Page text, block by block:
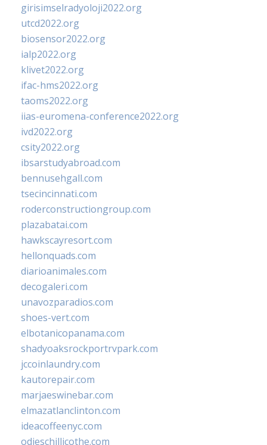
girisimselradyoloji2022.org
utcd2022.org
biosensor2022.org
ialp2022.org
klivet2022.org
ifac-hms2022.org
taoms2022.org
iias-euromena-conference2022.org
ivd2022.org
csity2022.org
ibsarstudyabroad.com
bennusehgall.com
tsecincinnati.com
roderconstructiongroup.com
plazabatai.com
hawkscayresort.com
hellonquads.com
diarioanimales.com
decogaleri.com
unavozparadios.com
shoes-vert.com
elbotanicopanama.com
shadyoaksrockportrvpark.com
jccoinlaundry.com
kautorepair.com
marjaeswinebar.com
elmazatlanclinton.com
ideacoffeenyc.com
odieschillicothe.com